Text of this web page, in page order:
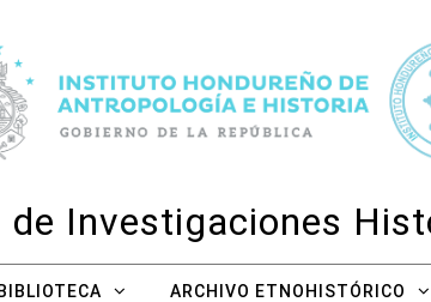
Investigaciones
BIBLIOTECA ARCHIVO ETNOHISTÓRICO